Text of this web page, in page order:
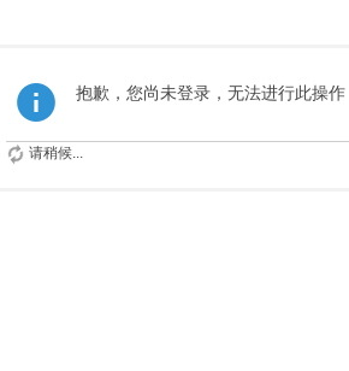
抱歉，您尚未登录，无法进行此操作
请稍候...